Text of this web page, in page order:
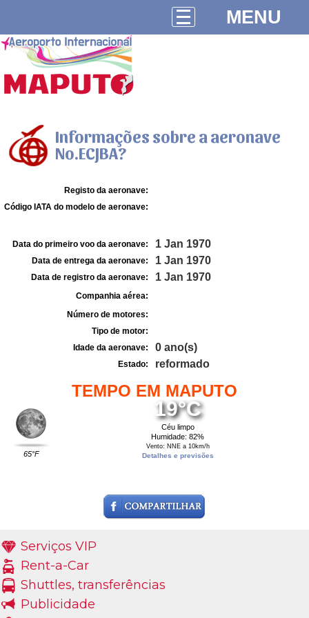
MENU
Informações sobre a aeronave
No.ECJBA?
Registo da aeronave:
Código IATA do modelo de aeronave:
Data do primeiro voo da aeronave: 1 Jan 1970
Data de entrega da aeronave: 1 Jan 1970
Data de registro da aeronave: 1 Jan 1970
Companhia aérea:
Número de motores:
Tipo de motor:
Idade da aeronave:
0 ano(s)
Estado: reformado
TEMPO EM MAPUTO
65°F
19°C
Céu limpo
Humidade: 82%
Vento: NNE a 10km/h
Detalhes e previsões
Serviços VIP
Rent-a-Car
Shuttles, transferências
Publicidade